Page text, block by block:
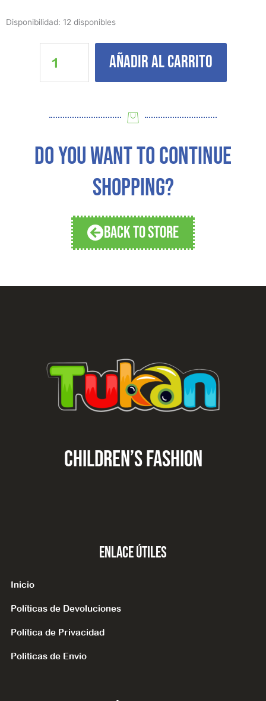
Disponibilidad: 12 disponibles
Baby
Princess
Añadir al carrito
DO YOU WANT TO CONTINUE
SHOPPING?
BACK TO STORE
CHILDREN’S fashion
Enlace Útiles
Inicio
Políticas de Devoluciones
Política de Privacidad
Politicas de Envío